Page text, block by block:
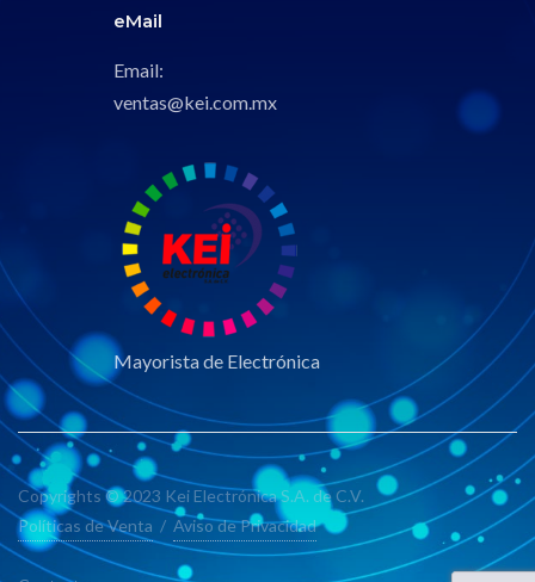
eMail
Email:
ventas@kei.com.mx
Mayorista de Electrónica
Copyrights © 2023 Kei Electrónica S.A. de C.V.
Políticas de Venta / Aviso de Privacidad